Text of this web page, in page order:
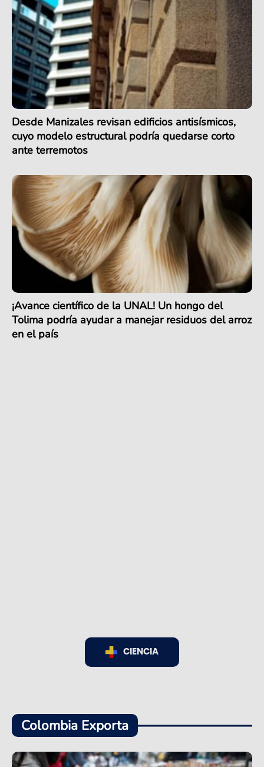
Desde Manizales revisan edificios antisísmicos,
cuyo modelo estructural podría quedarse corto
ante terremotos
¡Avance científico de la UNAL! Un hongo del
Tolima podría ayudar a manejar residuos del arroz
en el país
CIENCIA
Colombia Exporta